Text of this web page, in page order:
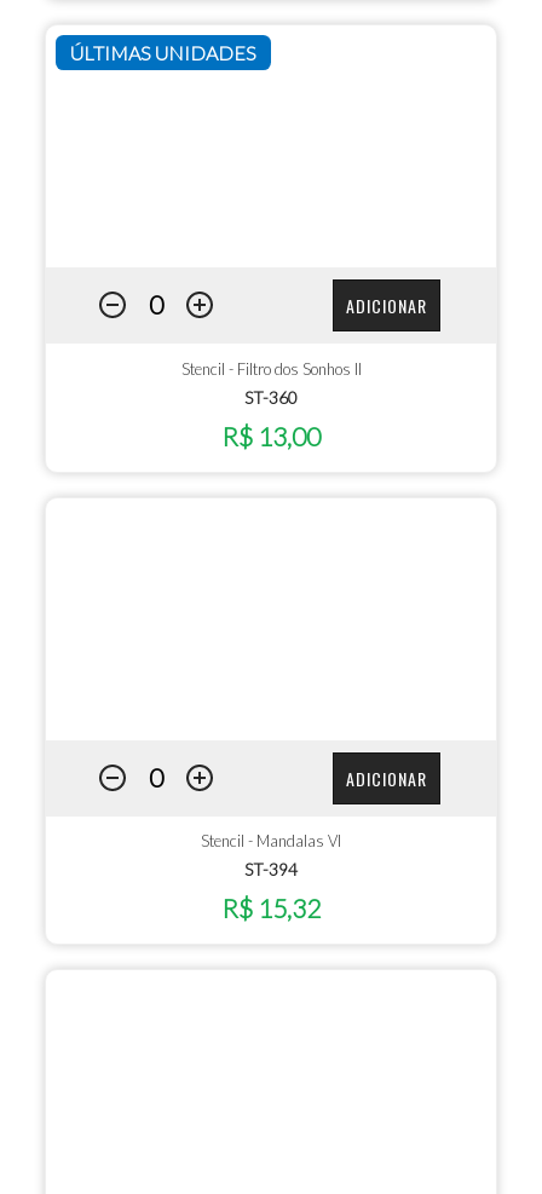
ÚLTIMAS UNIDADES
ADICIONAR
Stencil - Filtro dos Sonhos II
ST-360
R$ 13,00
ADICIONAR
Stencil - Mandalas VI
ST-394
R$ 15,32